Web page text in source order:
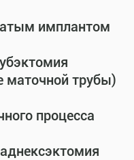
имплантом
маточной трубы)
процесса